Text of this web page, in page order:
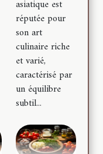
asiatique est
réputée pour
son art
culinaire riche
et varié,
caractérisé par
un équilibre
subtil...